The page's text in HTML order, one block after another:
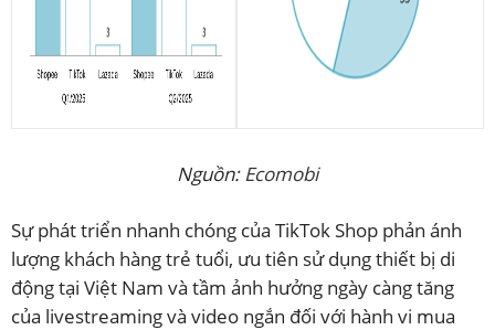
Nguồn: Ecomobi
Sự phát triển nhanh chóng của TikTok Shop phản ánh
lượng khách hàng trẻ tuổi, ưu tiên sử dụng thiết bị di
động tại Việt Nam và tầm ảnh hưởng ngày càng tăng
của livestreaming và video ngắn đối với hành vi mua